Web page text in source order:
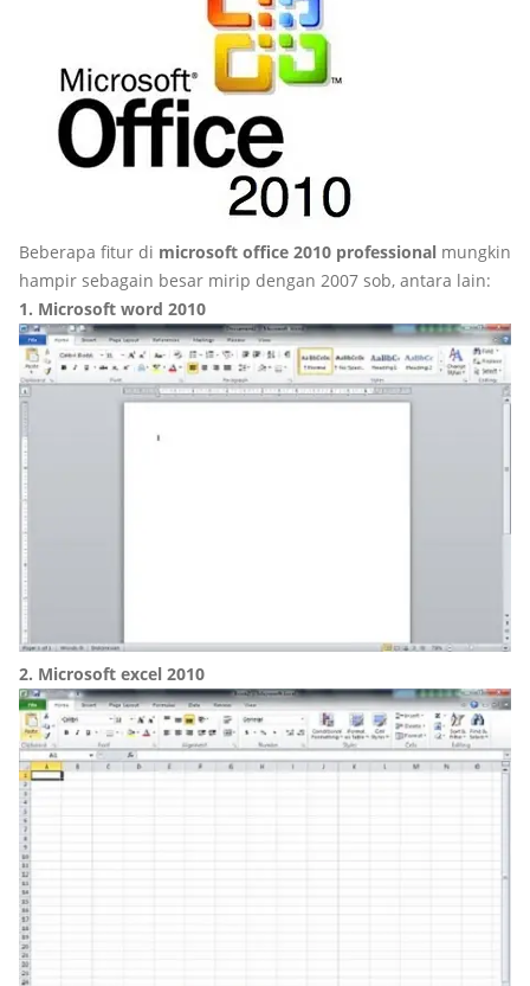
Beberapa fitur di microsoft office 2010 professional mungkin
hampir sebagain besar mirip dengan 2007 sob, antara lain:
1. Microsoft word 2010
2. Microsoft excel 2010